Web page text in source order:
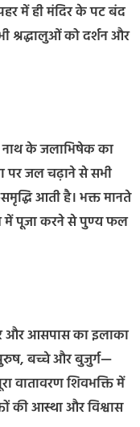
में ही मंदिर के पट बंद
श्रद्धालुओं को दर्शन और
नाथ के जलाभिषेक का
पर जल चढ़ाने से सभी
आती है। भक्त मानते
में पूजा करने से पुण्य फल
और आसपास का इलाका
बच्चे और बुजुर्ग—
वातावरण शिवभक्ति में
की आस्था और विश्वास